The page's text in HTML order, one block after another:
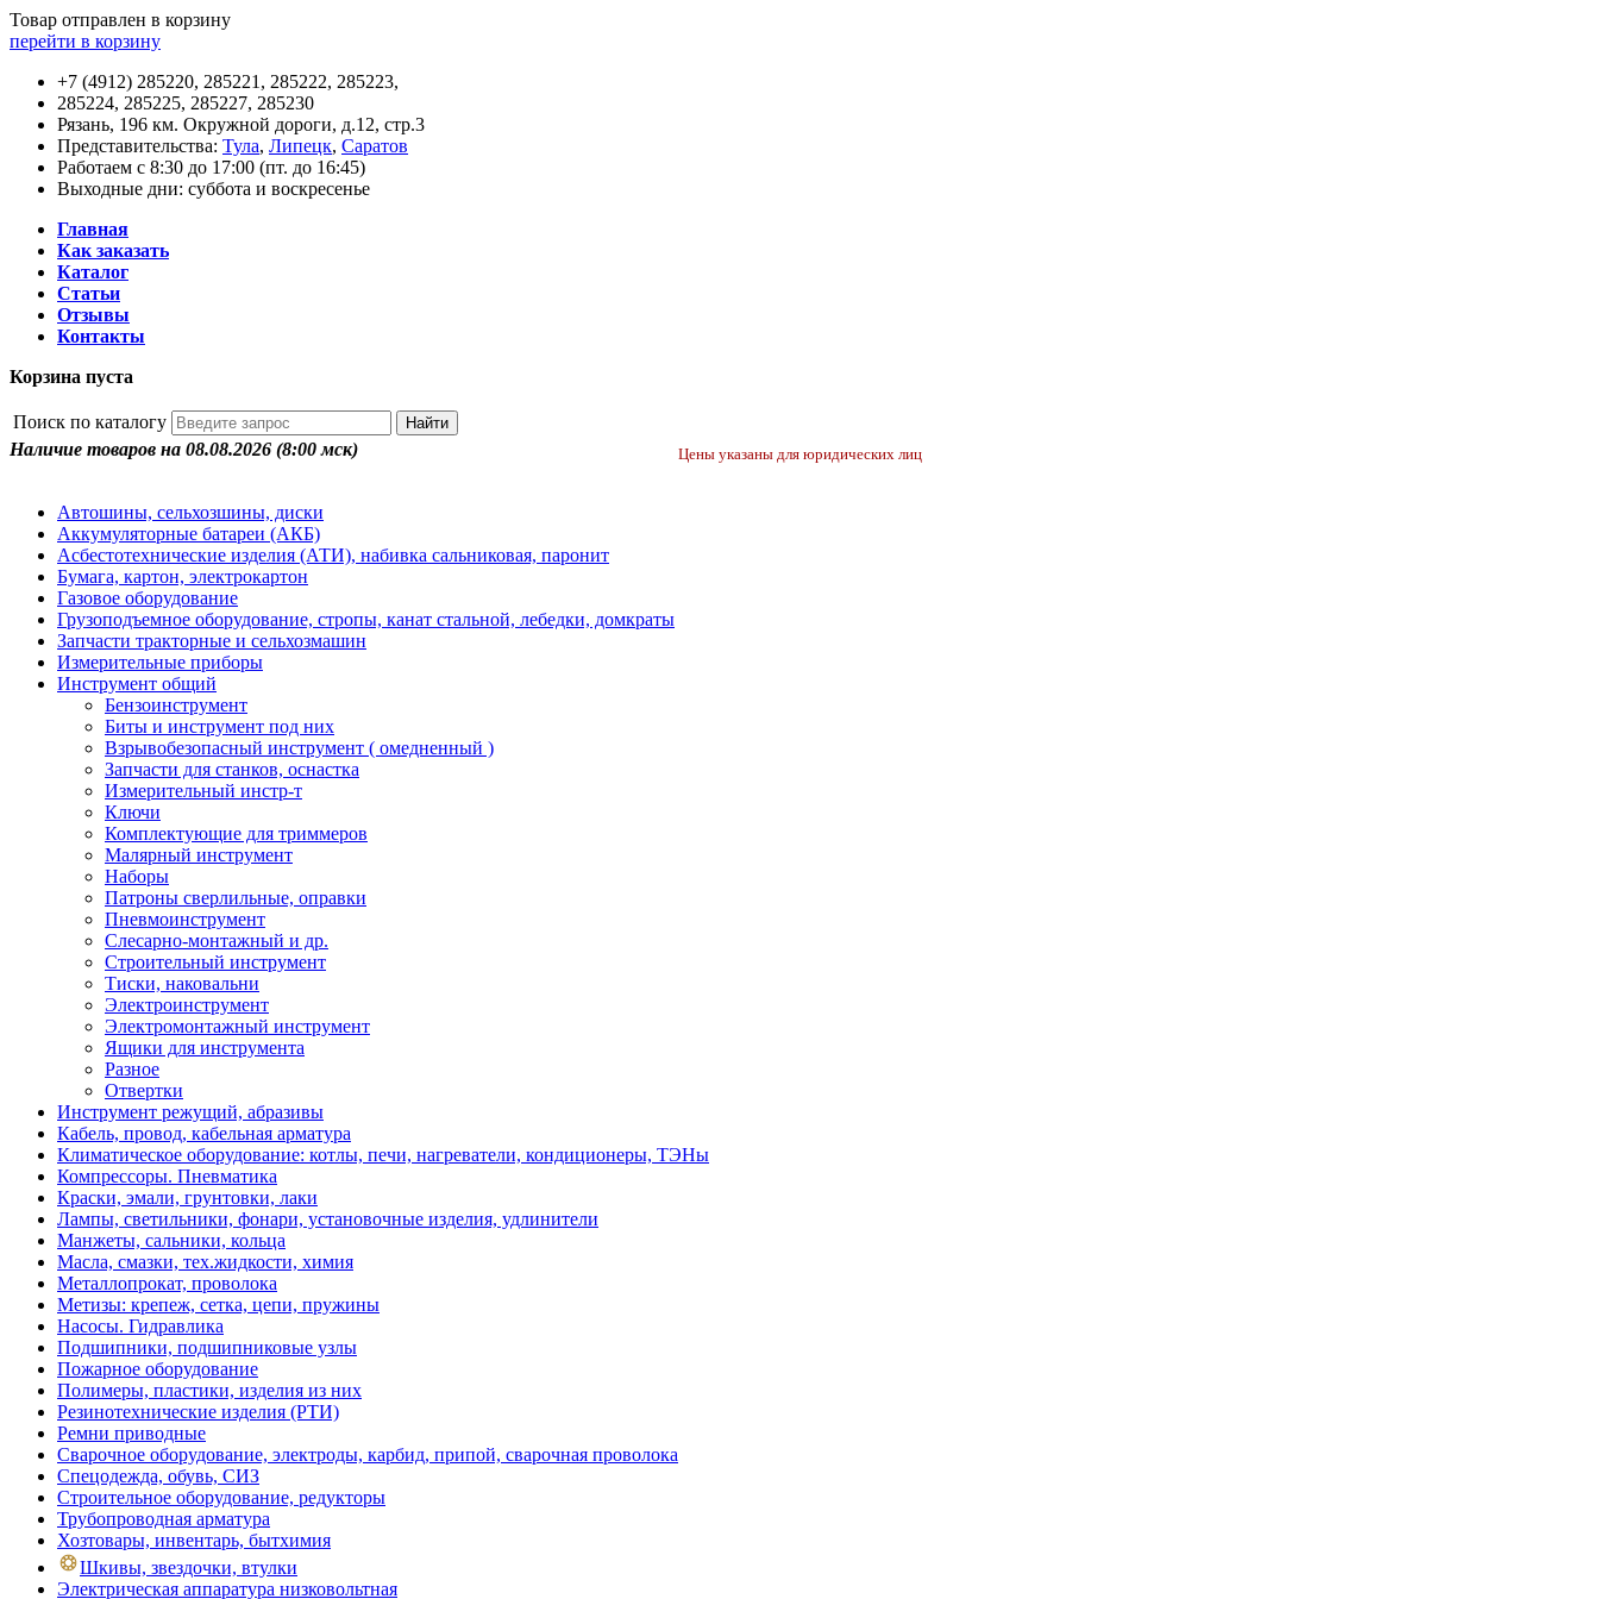
Товар отправлен в корзину
перейти в корзину
+7 (4912) 285220, 285221, 285222, 285223,
285224, 285225, 285227, 285230
Рязань, 196 км. Окружной дороги, д.12, стр.3
Представительства: Тула, Липецк, Саратов
Работаем с 8:30 до 17:00 (пт. до 16:45)
Выходные дни: суббота и воскресенье
Главная
Как заказать
Каталог
Статьи
Отзывы
Контакты
Корзина пуста
Поиск по каталогу
Наличие товаров на 08.08.2026 (8:00 мск) Цены указаны для юридических лиц
Автошины, сельхозшины, диски
Аккумуляторные батареи (АКБ)
Асбестотехнические изделия (АТИ), набивка сальниковая, паронит
Бумага, картон, электрокартон
Газовое оборудование
Грузоподъемное оборудование, стропы, канат стальной, лебедки, домкраты
Запчасти тракторные и сельхозмашин
Измерительные приборы
Инструмент общий
Бензоинструмент
Биты и инструмент под них
Взрывобезопасный инструмент ( омедненный )
Запчасти для станков, оснастка
Измерительный инстр-т
Ключи
Комплектующие для триммеров
Малярный инструмент
Наборы
Патроны сверлильные, оправки
Пневмоинструмент
Слесарно-монтажный и др.
Строительный инструмент
Тиски, наковальни
Электроинструмент
Электромонтажный инструмент
Ящики для инструмента
Разное
Отвертки
Инструмент режущий, абразивы
Кабель, провод, кабельная арматура
Климатическое оборудование: котлы, печи, нагреватели, кондиционеры, ТЭНы
Компрессоры. Пневматика
Краски, эмали, грунтовки, лаки
Лампы, светильники, фонари, установочные изделия, удлинители
Манжеты, сальники, кольца
Масла, смазки, тех.жидкости, химия
Металлопрокат, проволока
Метизы: крепеж, сетка, цепи, пружины
Насосы. Гидравлика
Подшипники, подшипниковые узлы
Пожарное оборудование
Полимеры, пластики, изделия из них
Резинотехнические изделия (РТИ)
Ремни приводные
Сварочное оборудование, электроды, карбид, припой, сварочная проволока
Спецодежда, обувь, СИЗ
Строительное оборудование, редукторы
Трубопроводная арматура
Хозтовары, инвентарь, бытхимия
Шкивы, звездочки, втулки
Электрическая аппаратура низковольтная